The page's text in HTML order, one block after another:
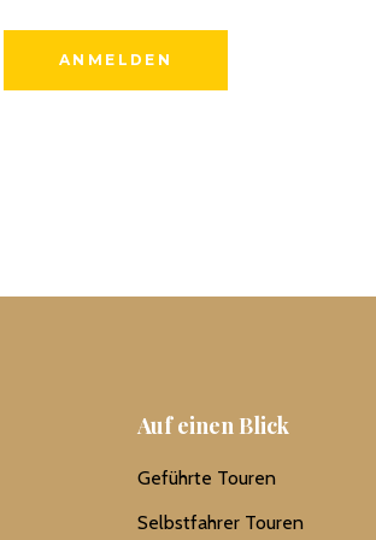
ANMELDEN
Auf einen Blick
Geführte Touren
Selbstfahrer Touren